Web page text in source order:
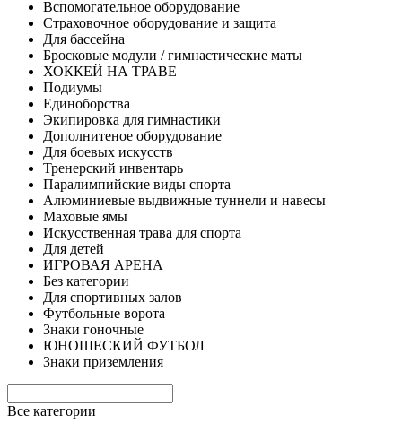
Вспомогательное оборудование
Страховочное оборудование и защита
Для бассейна
Бросковые модули / гимнастические маты
ХОККЕЙ НА ТРАВЕ
Подиумы
Единоборства
Экипировка для гимнастики
Дополнитеное оборудование
Для боевых искусств
Тренерский инвентарь
Паралимпийские виды спорта
Алюминиевые выдвижные туннели и навесы
Маховые ямы
Искусственная трава для спорта
Для детей
ИГРОВАЯ АРЕНА
Без категории
Для спортивных залов
Футбольные ворота
Знаки гоночные
ЮНОШЕСКИЙ ФУТБОЛ
Знаки приземления
Все категории